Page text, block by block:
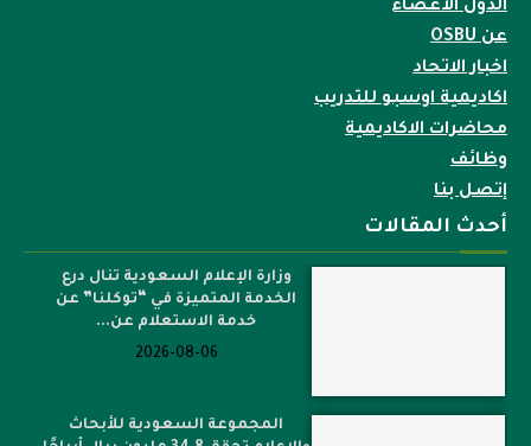
الدول الأعضاء
عن OSBU
اخبار الاتحاد
اكاديمية اوسبو للتدريب
محاضرات الاكاديمية
وظائف
إتصل بنا
أحدث المقالات
وزارة الإعلام السعودية تنال درع
الخدمة المتميزة في “توكلنا” عن
خدمة الاستعلام عن...
2026-08-06
المجموعة السعودية للأبحاث